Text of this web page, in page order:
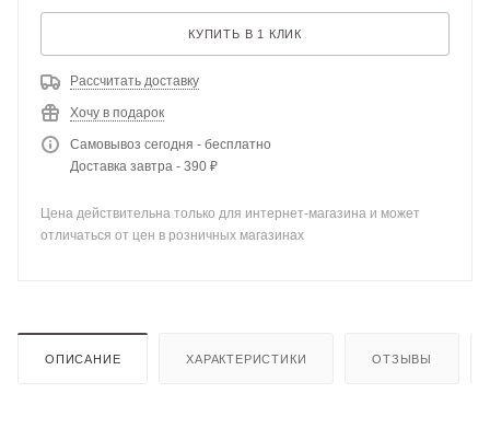
КУПИТЬ В 1 КЛИК
Рассчитать доставку
Хочу в подарок
Самовывоз сегодня - бесплатно
Доставка завтра - 390 ₽
Цена действительна только для интернет-магазина и может
отличаться от цен в розничных магазинах
ОПИСАНИЕ ХАРАКТЕРИСТИКИ ОТЗЫВЫ